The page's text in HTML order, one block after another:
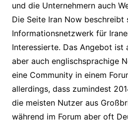
und die Unternehmern auch
Die Seite Iran Now beschreibt
Informationsnetzwerk für
Interessierte. Das Angebot ist
aber auch englischsprachige
eine Community in einem
allerdings, dass zumindest
die meisten Nutzer aus
während im Forum aber oft